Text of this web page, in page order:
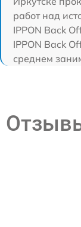
работ над
IPPON Back
IPPON Back
среднем